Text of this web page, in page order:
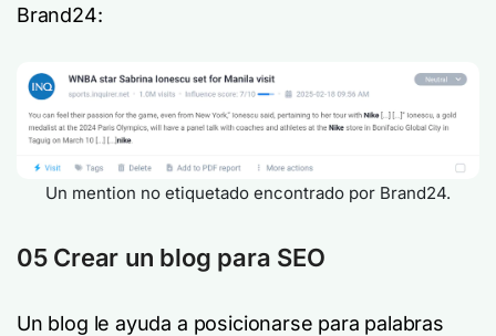
Brand24:
Un mention no etiquetado encontrado por Brand24.
05 Crear un blog para SEO
Un blog le ayuda a posicionarse para palabras